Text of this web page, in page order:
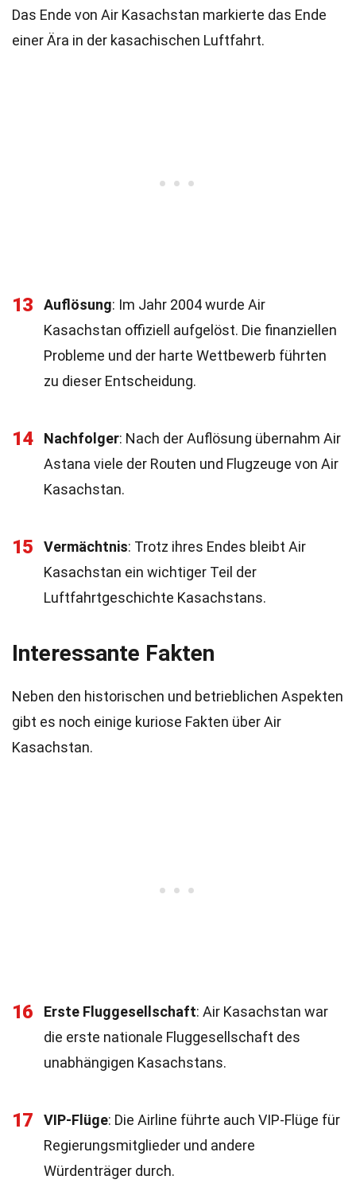
Das Ende von Air Kasachstan markierte das Ende
einer Ära in der kasachischen Luftfahrt.
13 Auflösung: Im Jahr 2004 wurde Air
Kasachstan offiziell aufgelöst. Die finanziellen
Probleme und der harte Wettbewerb führten
zu dieser Entscheidung.
14 Nachfolger: Nach der Auflösung übernahm Air
Astana viele der Routen und Flugzeuge von Air
Kasachstan.
15 Vermächtnis: Trotz ihres Endes bleibt Air
Kasachstan ein wichtiger Teil der
Luftfahrtgeschichte Kasachstans.
Interessante Fakten
Neben den historischen und betrieblichen Aspekten
gibt es noch einige kuriose Fakten über Air
Kasachstan.
16 Erste Fluggesellschaft: Air Kasachstan war
die erste nationale Fluggesellschaft des
unabhängigen Kasachstans.
17 VIP-Flüge: Die Airline führte auch VIP-Flüge für
Regierungsmitglieder und andere
Würdenträger durch.